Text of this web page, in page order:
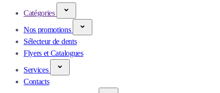
Catégories
Nos promotions
Sélecteur de dents
Flyers et Catalogues
Services
Contacts